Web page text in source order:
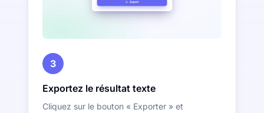
3
Exportez le résultat texte
Cliquez sur le bouton « Exporter » et